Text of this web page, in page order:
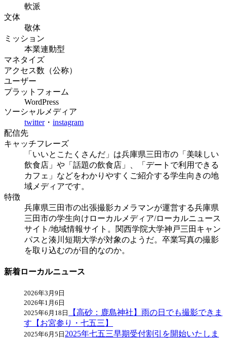
軟派
文体
敬体
ミッション
本業連動型
マネタイズ
アクセス数（公称）
ユーザー
プラットフォーム
WordPress
ソーシャルメディア
twitter・ instagram
配信先
キャッチフレーズ
「いいとこたくさんだ」は兵庫県三田市の「美味しい
飲食店」や「話題の飲食店」、「デートで利用できる
カフェ」などをわかりやすくご紹介する学生向きの地
域メディアです。
特徴
兵庫県三田市の出張撮影カメラマンが運営する兵庫県
三田市の学生向けローカルメディア/ローカルニュース
サイト/地域情報サイト。関西学院大学神戸三田キャン
パスと湊川短期大学が対象のようだ。卒業写真の撮影
を取り込むのが目的なのか。
新着ローカルニュース
2026年3月9日
2026年1月6日
2025年6月18日
【高砂：鹿島神社】雨の日でも撮影できま
す【お宮参り・七五三】
2025年6月5日2025年七五三早期受付割引を開始いたしま